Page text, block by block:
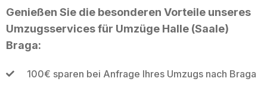
Genießen Sie die besonderen Vorteile unseres
Umzugsservices für Umzüge Halle (Saale)
Braga:
100€ sparen bei Anfrage Ihres Umzugs nach Braga